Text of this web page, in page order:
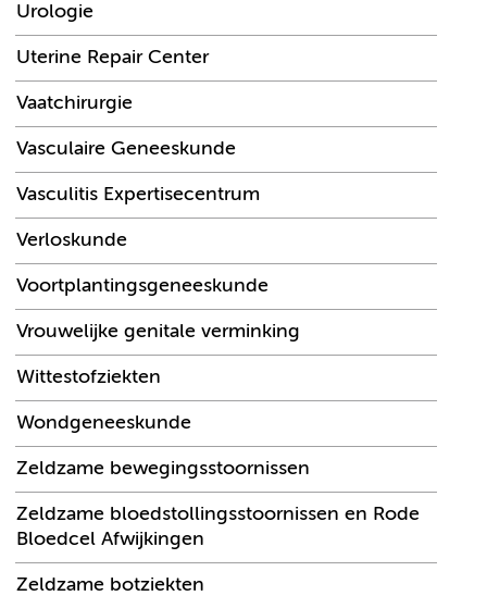
Urologie
Uterine Repair Center
Vaatchirurgie
Vasculaire Geneeskunde
Vasculitis Expertisecentrum
Verloskunde
Voortplantingsgeneeskunde
Vrouwelijke genitale verminking
Wittestofziekten
Wondgeneeskunde
Zeldzame bewegingsstoornissen
Zeldzame bloedstollingsstoornissen en Rode
Bloedcel Afwijkingen
Zeldzame botziekten